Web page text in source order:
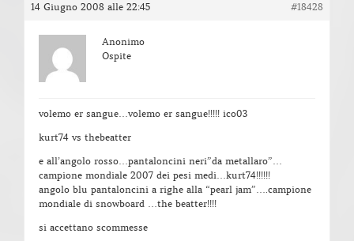
14 Giugno 2008 alle 22:45 #18428
Anonimo
Ospite
volemo er sangue…volemo er sangue!!!!! ico03
kurt74 vs thebeatter
e all’angolo rosso…pantaloncini neri”da metallaro”…
campione mondiale 2007 dei pesi medi…kurt74!!!!!!
angolo blu pantaloncini a righe alla “pearl jam”….campione
mondiale di snowboard …the beatter!!!!
si accettano scommesse